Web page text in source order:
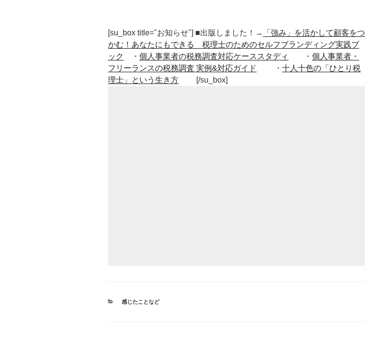
[su_box title="お知らせ"] ■出版しました！→
「強み」を活かして顧客をつ
かむ！あなたにもできる 税理士のためのセルフブランディング実践ブ
ック
・ 個人事業者の税務調査対応ケーススタディ ・ 個人事業者・
フリーランスの税務調査 実例&対応ガイド
・ 十人十色の「ひとり税
理士」という生き方 [/su_box]
カ
感じたことなど